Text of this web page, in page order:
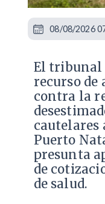
​El tribunal
recurso de
contra la
cautelares
Puerto
presunta
de
de salud.
08/08/2026